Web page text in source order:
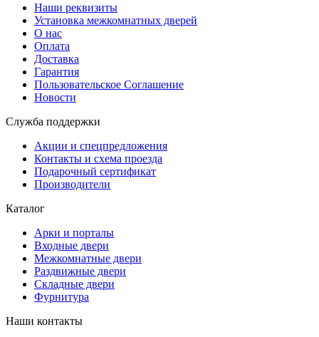
Наши реквизиты
Установка межкомнатных дверей
О нас
Оплата
Доставка
Гарантия
Пользовательское Соглашение
Новости
Служба поддержки
Акции и спецпредложения
Контакты и схема проезда
Подарочный сертификат
Производители
Каталог
Арки и порталы
Входные двери
Межкомнатные двери
Раздвижные двери
Складные двери
Фурнитура
Наши контакты